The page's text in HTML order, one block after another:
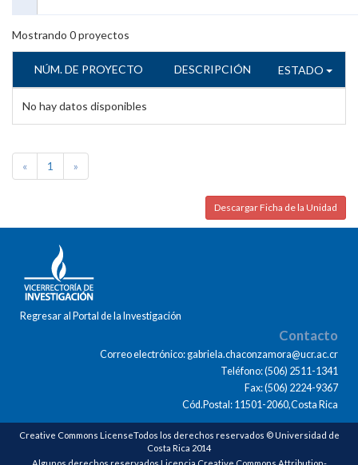
Mostrando 0proyectos
NÚM. DE PROYECTO DESCRIPCIÓN ESTADO
No hay datos disponibles
« 1 »
Descargar Ficha de la Unidad
Regresar al Portal de la Investigación
Contacto
Correo electrónico: gabriela.chaconzamora@ucr.ac.cr
Teléfono: (506) 2511-1341
Fax: (506) 2224-9367
Cód.Postal: 11501-2060,Costa Rica
Creative Commons LicenseTodos los derechos reservados © Universidad de
Costa Rica 2014